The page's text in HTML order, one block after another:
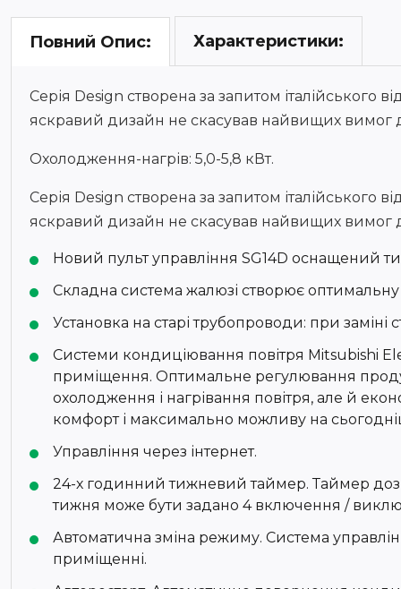
Повний Опис: Характеристики:
Серія Design створена за запитом
яскравий дизайн не скасував найвищих вимог
Охолодження-нагрів: 5,0-5,8 кВт.
Серія Design створена за запитом
яскравий дизайн не скасував найвищих вимог
Новий пульт управління SG14D оснащений
Складна система жалюзі створює
Установка на старі трубопроводи: при
Системи кондиціювання повітря Mitsubishi
приміщення. Оптимальне регулювання
охолодження і нагрівання повітря, але й
комфорт і максимально можливу на
Управління через інтернет.
24-х годинний тижневий таймер. Таймер
тижня може бути задано 4 включення /
Автоматична зміна режиму. Система
приміщенні.